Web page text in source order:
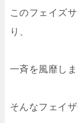
このフェイズ
り、
一斉を風靡しま
そんなフェイ